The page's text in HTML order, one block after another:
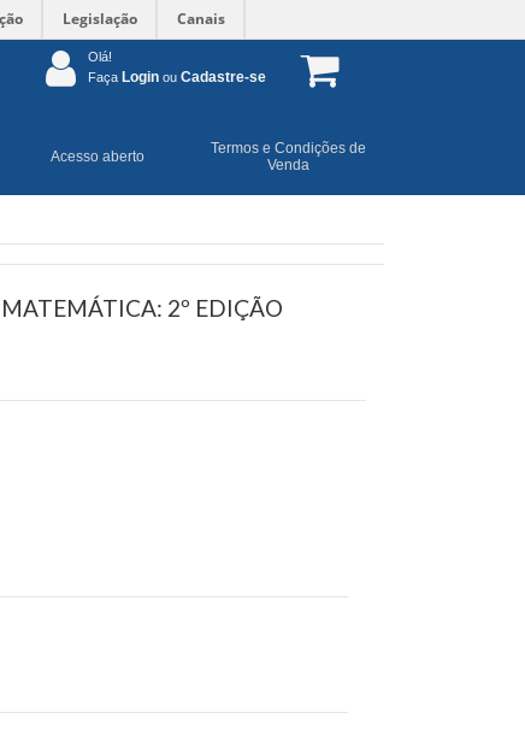
Legislação Canais
Olá!
Faça Login ou Cadastre-se
Acesso aberto
Termos e Condições de
Venda
2º EDIÇÃO